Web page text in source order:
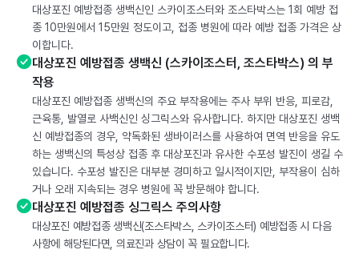
대상포진 예방접종 생백신인 스카이조스터와 조스타박스는 1회 예방 접
종 10만원에서 15만원 정도이고, 접종 병원에 따라 예방 접종 가격은 상
이합니다.
대상포진 예방접종 생백신 (스카이조스터, 조스타박스) 의 부
작용
대상포진 예방접종 생백신의 주요 부작용에는 주사 부위 반응, 피로감,
근육통, 발열로 사백신인 싱그릭스와 유사합니다. 하지만 대상포진 생백
신 예방접종의 경우, 약독화된 생바이러스를 사용하여 면역 반응을 유도
하는 생백신의 특성상 접종 후 대상포진과 유사한 수포성 발진이 생길 수
있습니다. 수포성 발진은 대부분 경미하고 일시적이지만, 부작용이 심하
거나 오래 지속되는 경우 병원에 꼭 방문해야 합니다.
대상포진 예방접종 싱그릭스 주의사항
대상포진 예방접종 생백신(조스타박스, 스카이조스터) 예방접종 시 다음
사항에 해당된다면, 의료진과 상담이 꼭 필요합니다.